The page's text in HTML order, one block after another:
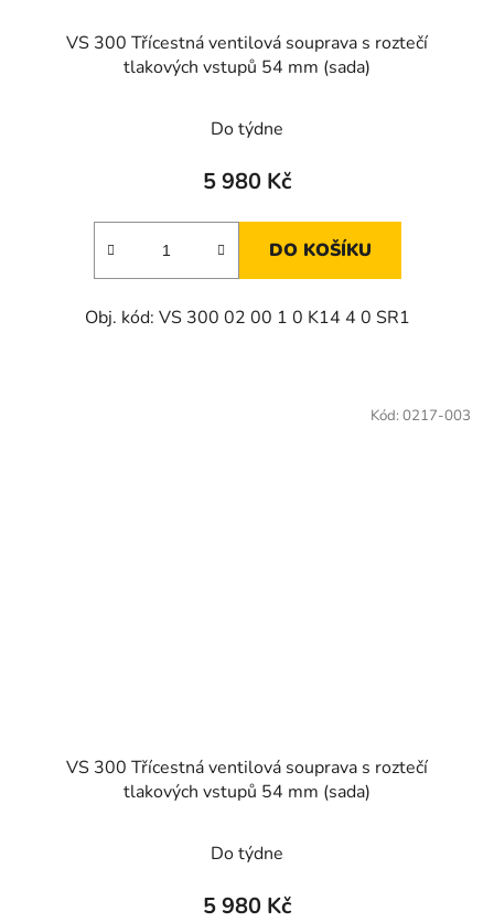
VS 300 Třícestná ventilová souprava s roztečí
tlakových vstupů 54 mm (sada)
Do týdne
5 980 Kč
DO KOŠÍKU
Obj. kód: VS 300 02 00 1 0 K14 4 0 SR1
VS 300 Třícestná ventilová souprava s roztečí
tlakových vstupů 54 mm (sada)
hodnocení
produktu
Do týdne
5 980 Kč
Kód: 0217-003